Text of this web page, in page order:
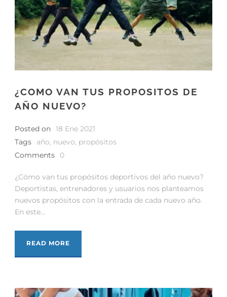
¿COMO VAN TUS PROPOSITOS DE
AÑO NUEVO?
Posted on 18 Ene 2021
Tags
año, nuevo, propósitos
Comments
0
¿Cómo van tus propósitos deportivos del año nuevo?
Deportistas, entrenadores y usuarios nos planteamos
nuevos propósitos con la entrada de cada nuevo año.
En este...
READ MORE